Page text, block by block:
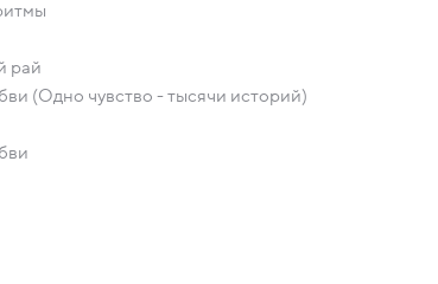
рай
(Одно чувство - тысячи историй)